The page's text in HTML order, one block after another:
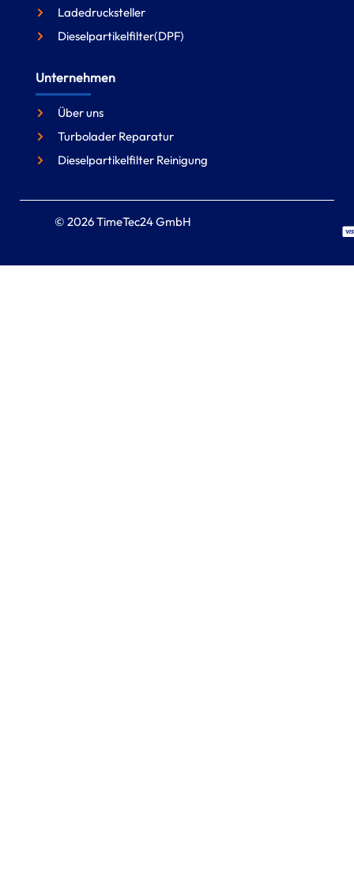
Ladedrucksteller
Dieselpartikelfilter(DPF)
Unternehmen
Über uns
Turbolader Reparatur
Dieselpartikelfilter Reinigung
© 2026 TimeTec24 GmbH